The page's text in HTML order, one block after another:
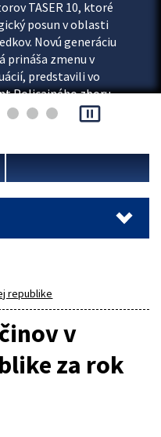
TASER 10, ktoré
posun v oblasti
Novú generáciu
prináša zmenu v
predstavili vo
Policajného zboru
výcviku...
pause_presentation
republike
v
za rok